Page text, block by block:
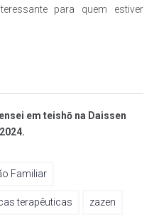
para quem estiver
em teishō na Daissen
Familiar
terapêuticas zazen